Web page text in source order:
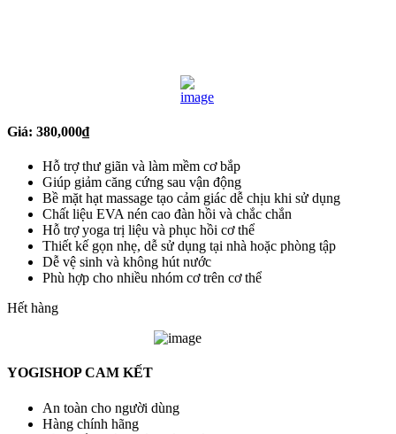
Giá: 380,000₫
Hỗ trợ thư giãn và làm mềm cơ bắp
Giúp giảm căng cứng sau vận động
Bề mặt hạt massage tạo cảm giác dễ chịu khi sử dụng
Chất liệu EVA nén cao đàn hồi và chắc chắn
Hỗ trợ yoga trị liệu và phục hồi cơ thể
Thiết kế gọn nhẹ, dễ sử dụng tại nhà hoặc phòng tập
Dễ vệ sinh và không hút nước
Phù hợp cho nhiều nhóm cơ trên cơ thể
Hết hàng
YOGISHOP CAM KẾT
An toàn cho người dùng
Hàng chính hãng